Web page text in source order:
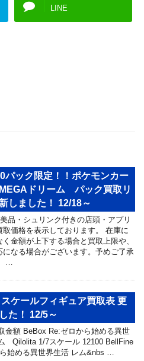
LINE
パック限定！！ポケモンカー
MEGAドリーム パック買取リ
しました！ 12/18～
品・シュリンク付きの店頭・アプリ
取価格を表示しております。 在庫に
く金額が上下する場合と買取上限や、
になる場合がございます。予めご了承
…
スケールフィギュア買取表 更
た！ 12/5～
金額 BeBox Re:ゼロから始める異世
Qilolita 1/7スケール 12100 BellFine
始める異世界生活 レム&nbs …